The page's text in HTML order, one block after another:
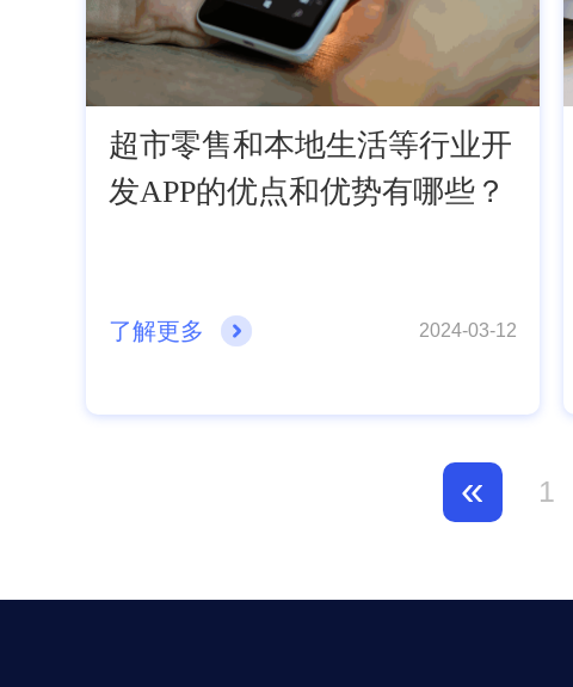
超市零售和本地生活等行业开
发APP的优点和优势有哪些？
了解更多 2024-03-12
« 1